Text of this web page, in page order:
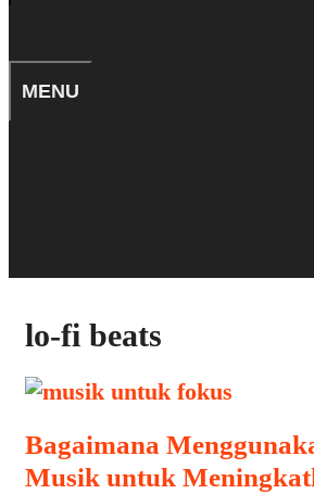
MENU
lo-fi beats
Bagaimana
Musik untuk